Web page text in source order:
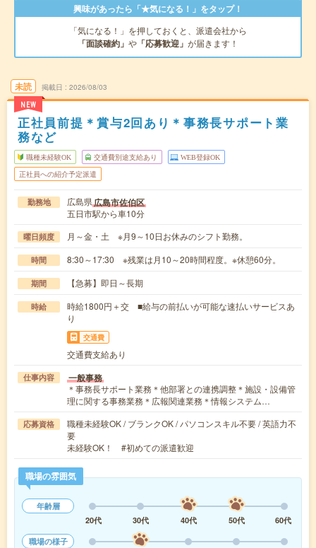
興味があったら「★気になる！」をタップ！
「気になる！」を押しておくと、派遣会社から
「面談確約」 や 「応募歓迎」 が届きます！
未読
NEW
掲載日 2026/08/03
正社員前提＊賞与2回あり＊事務長サポート業
務など
職種未経験OK 交通費別途支給あり WEB登録OK
正社員への紹介予定派遣
勤務地 広島県広島市佐伯区
五日市駅から車10分
曜日頻度 月～金・土 ※月9～10日お休みのシフト勤務。
時間 8:30～17:30 ※残業は月10～20時間程度。※休憩60分。
期間 【急募】即日～長期
時給
時給1800円＋交 ■給与の前払いが可能な速払いサービスあ
り
交通費
交通費支給あり
仕事内容 一般事務
＊事務長サポート業務＊他部署との連携調整＊施設・設備管
理に関する事務業務＊広報関連業務＊情報システム…
応募資格
職種未経験OK / ブランクOK / パソコンスキル不要 / 英語力不
要
未経験OK！ #初めての派遣歓迎
職場の雰囲気
年齢層
20代
30代 40代 50代
60代
職場の様子